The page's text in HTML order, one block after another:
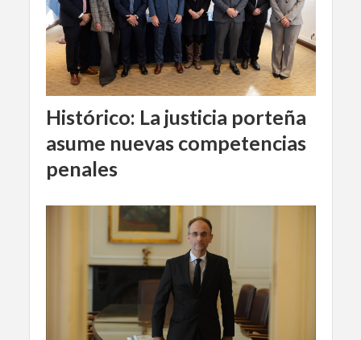
Histórico: La justicia porteña
asume nuevas competencias
penales